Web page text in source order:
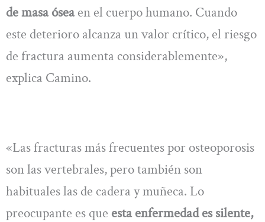
de masa óseaen el cuerpo humano. Cuando
este deterioro alcanza un valor crítico, el riesgo
de fractura aumenta considerablemente»,
explica Camino.
«Las fracturas más frecuentes por osteoporosis
son las vertebrales, pero también son
habituales las de cadera y muñeca. Lo
preocupante es que esta enfermedad es silente,